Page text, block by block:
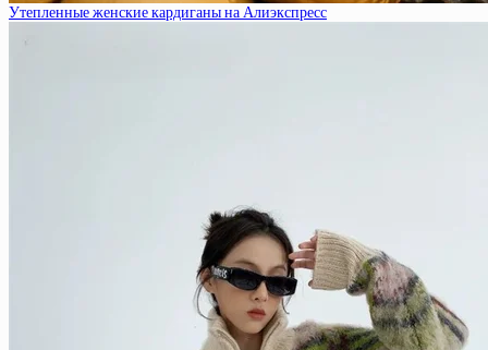
Утепленные женские кардиганы на Алиэкспресс